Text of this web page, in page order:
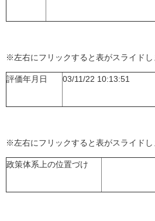
※左右にフリックすると表がスライドし
評価年月日 03/11/22 10:13:51
※左右にフリックすると表がスライドし
政策体系上の位置づけ